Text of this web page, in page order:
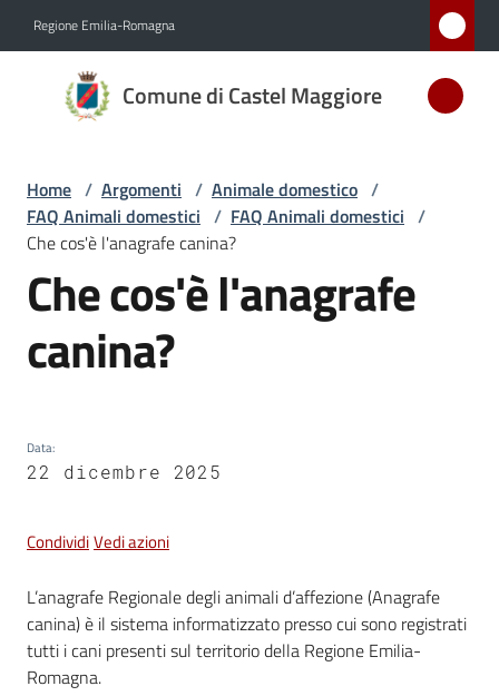
Regione Emilia-Romagna
Comune di Castel Maggiore
Comune
di Castel
D'ARGENTO
AL MERITO
CIVILE
Amministrazione
Servizi
Castel
Home / Argomenti / Animale domestico /
FAQ Animali domestici / FAQ Animali domestici /
Che cos'è l'anagrafe canina?
Salta al contenuto
Che cos'è l'anagrafe
canina?
Data:
22 dicembre 2025
CondividiVedi azioni
L’anagrafe Regionale degli animali d’affezione (Anagrafe
canina) è il sistema informatizzato presso cui sono registrati
tutti i cani presenti sul territorio della Regione Emilia-
Romagna.